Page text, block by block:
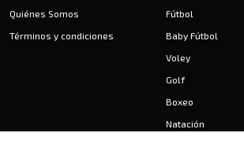
Quiénes Somos
Términos y condiciones
Fútbol
Baby Fútbol
Voley
Golf
Boxeo
Natación